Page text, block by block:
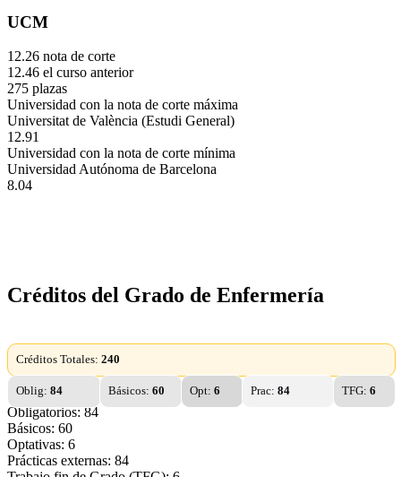
UCM
12.26 nota de corte
12.46 el curso anterior
275 plazas
Universidad con la nota de corte máxima
Universitat de València (Estudi General)
12.91
Universidad con la nota de corte mínima
Universidad Autónoma de Barcelona
8.04
Créditos del Grado de Enfermería
Créditos Totales: 240
Oblig: 84 Básicos: 60 Opt:6 Prac: 84 TFG:6
Obligatorios: 84
Básicos: 60
Optativas: 6
Prácticas externas: 84